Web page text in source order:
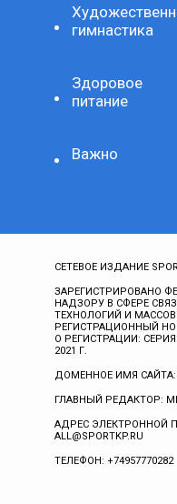
гимнастика
Здоровое
питание
Важно
СЕТЕВОЕ ИЗДАНИЕ
ЗАРЕГИСТРИРОВАНО
НАДЗОРУ В СФЕРЕ
ТЕХНОЛОГИЙ И
РЕГИСТРАЦИОННЫЙ
О РЕГИСТРАЦИИ:
2021 Г.
ДОМЕННОЕ ИМЯ САЙТА:
ГЛАВНЫЙ РЕДАКТОР:
АДРЕС ЭЛЕКТРОННОЙ
ALL@SPORTKP.RU
ТЕЛЕФОН: +74957770282